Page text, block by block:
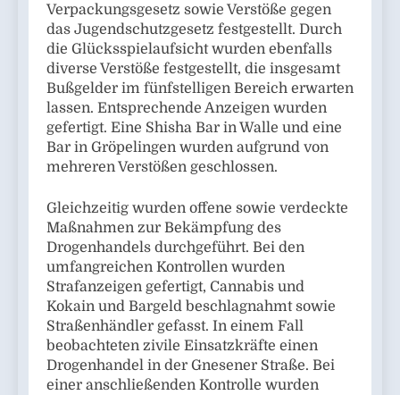
Verpackungsgesetz sowie Verstöße gegen
das Jugendschutzgesetz festgestellt. Durch
die Glücksspielaufsicht wurden ebenfalls
diverse Verstöße festgestellt, die insgesamt
Bußgelder im fünfstelligen Bereich erwarten
lassen. Entsprechende Anzeigen wurden
gefertigt. Eine Shisha Bar in Walle und eine
Bar in Gröpelingen wurden aufgrund von
mehreren Verstößen geschlossen.
Gleichzeitig wurden offene sowie verdeckte
Maßnahmen zur Bekämpfung des
Drogenhandels durchgeführt. Bei den
umfangreichen Kontrollen wurden
Strafanzeigen gefertigt, Cannabis und
Kokain und Bargeld beschlagnahmt sowie
Straßenhändler gefasst. In einem Fall
beobachteten zivile Einsatzkräfte einen
Drogenhandel in der Gnesener Straße. Bei
einer anschließenden Kontrolle wurden